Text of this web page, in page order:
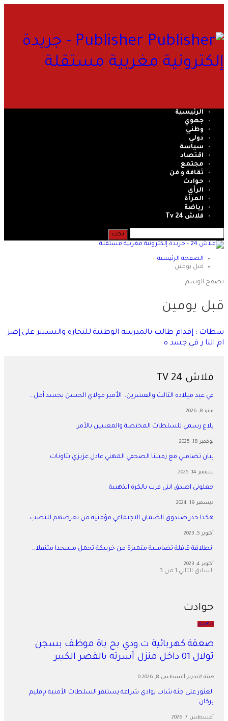
Publisher - جريدة
إلكترونية مغربية مستقلة
الرئيسية
جهوي
وطني
دولي
سياسة
اقتصاد
مجتمع
ثقافة و فن
حوادث
الرأي
المرأة
رياضة
فلاش 24 Tv
الصفحة الرئيسية
قبل يومين
تصفح الوسم
قبل يومين
سطات : إقدام طالب بالمدرسة الوطنية للتجارة والتسيير على إضر
ام النا ر في جسد ه
فلاش 24 TV
في عيد ميلاده الثالث والعشرين.. الأمير مولاي الحسن يجسد أمل…
مايو 8, 2026
بلاغ رسمي للسلطات المختصة والمعنيين بالأمر
نوفمبر 18, 2025
بيان تضامني مع زميلنا الصحفي المهني عادل عزيزي بتاونات
سبتمبر 14, 2025
جعلوني اصدق انني فزت بالكرة الذهبية
ديسمبر 19, 2024
هكذا حذر صندوق الضمان الاجتماعي مؤمنيه من تعرضهم للنصب…
أكتوبر 5, 2023
انطلاقة قافلة تضامنية متميزة من خريبكة تحمل مسجدا متنقلا…
أكتوبر 4, 2023
السابق التالي 1 من 3
حوادث
جهوي
صعقة كهربائية ت.ودي بح.ياة موظف بسجن
تولال 01 داخل منزل أسرته بالقصر الكبير
هيئة التحرير أغسطس 8, 2026 0
العثور على جثة شاب بوادي شراعة يستنفر السلطات الأمنية بإقليم
بركان
أغسطس 7, 2026